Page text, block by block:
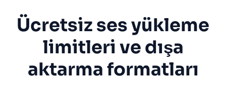
Ücretsiz ses yükleme
limitleri ve dışa
aktarma formatları